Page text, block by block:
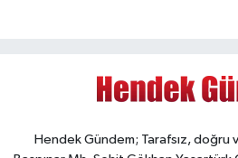
Hendek Gündem; Tarafsız, doğru